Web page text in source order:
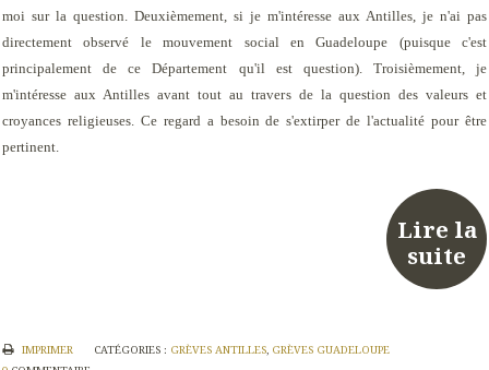
moi sur la question. Deuxièmement, si je m'intéresse aux Antilles, je n'ai pas
directement observé le mouvement social en Guadeloupe (puisque c'est
principalement de ce Département qu'il est question). Troisièmement, je
m'intéresse aux Antilles avant tout au travers de la question des valeurs et
croyances religieuses. Ce regard a besoin de s'extirper de l'actualité pour être
pertinent.
Lire la
suite
IMPRIMER CATÉGORIES : GRÈVES ANTILLES, GRÈVES GUADELOUPE